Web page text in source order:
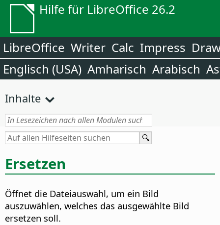
Hilfe für LibreOffice 26.2
LibreOffice Writer Calc Impress
Englisch (USA) Amharisch Arabisch
Inhalte
Ersetzen
Öffnet die Dateiauswahl, um ein Bild
auszuwählen, welches das ausgewählte Bild
ersetzen soll.